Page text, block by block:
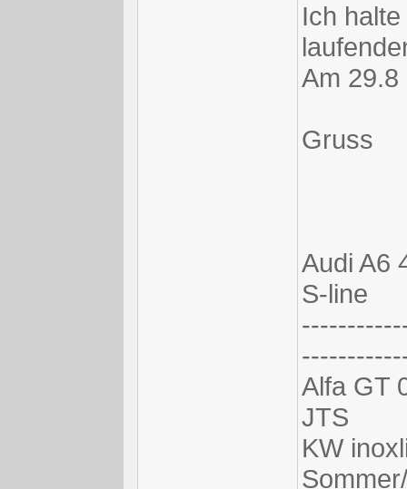
Ich
Am 29.8
Gruss
Audi A6
S-line
Alfa GT
JTS
KW